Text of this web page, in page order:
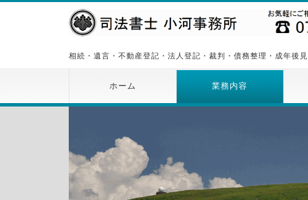
相続・遺言・不動産登記・法人登記・裁判・債務整理・成年後
ホーム 業務内容